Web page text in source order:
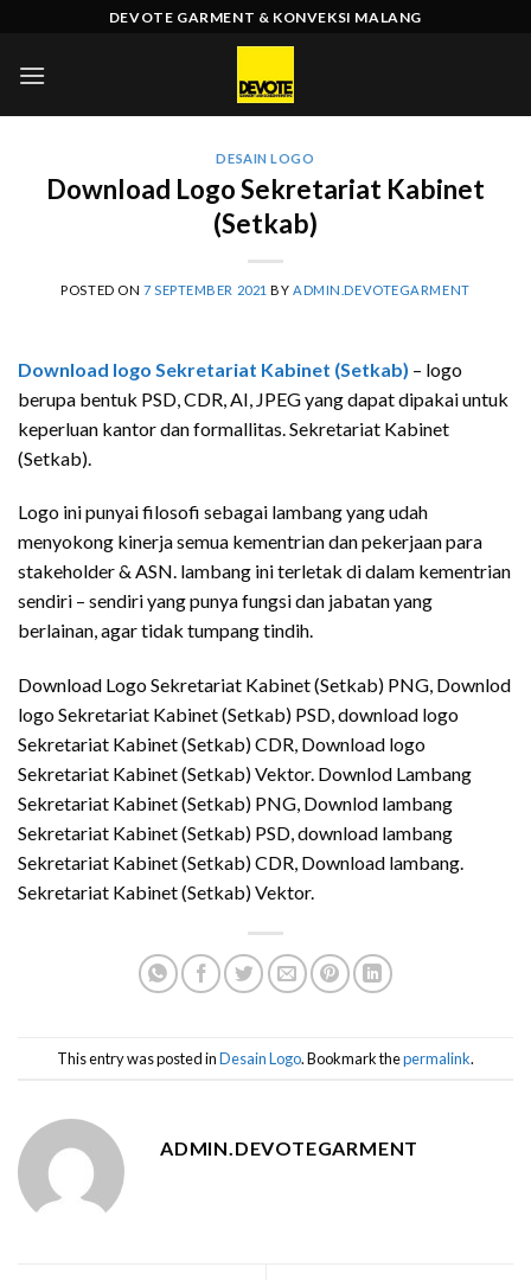
content
DEVOTE GARMENT & KONVEKSI MALANG
DESAIN LOGO
Download Logo Sekretariat Kabinet
(Setkab)
POSTED ON 7 SEPTEMBER 2021 BY ADMIN.DEVOTEGARMENT
Download logo Sekretariat Kabinet (Setkab) – logo
berupa bentuk PSD, CDR, AI, JPEG yang dapat dipakai untuk
keperluan kantor dan formallitas. Sekretariat Kabinet
(Setkab).
Logo ini punyai filosofi sebagai lambang yang udah
menyokong kinerja semua kementrian dan pekerjaan para
stakeholder & ASN. lambang ini terletak di dalam kementrian
sendiri – sendiri yang punya fungsi dan jabatan yang
berlainan, agar tidak tumpang tindih.
Download Logo Sekretariat Kabinet (Setkab) PNG, Downlod
logo Sekretariat Kabinet (Setkab) PSD, download logo
Sekretariat Kabinet (Setkab) CDR, Download logo
Sekretariat Kabinet (Setkab) Vektor. Downlod Lambang
Sekretariat Kabinet (Setkab) PNG, Downlod lambang
Sekretariat Kabinet (Setkab) PSD, download lambang
Sekretariat Kabinet (Setkab) CDR, Download lambang.
Sekretariat Kabinet (Setkab) Vektor.
This entry was posted inDesain Logo. Bookmark thepermalink.
ADMIN.DEVOTEGARMENT